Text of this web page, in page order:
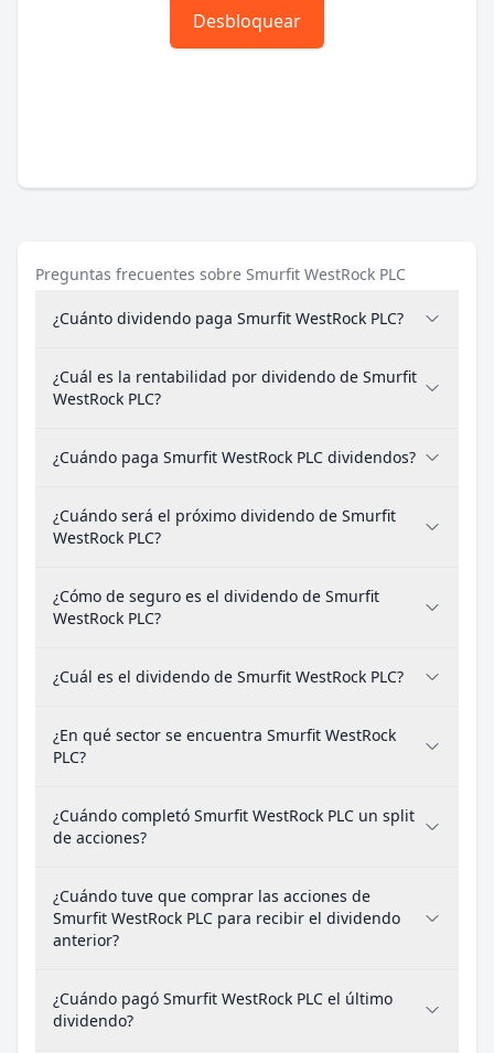
Desbloquear
Preguntas frecuentes sobre Smurfit WestRock PLC
¿Cuánto dividendo paga Smurfit WestRock PLC?
¿Cuál es la rentabilidad por dividendo de Smurfit
WestRock PLC?
¿Cuándo paga Smurfit WestRock PLC dividendos?
¿Cuándo será el próximo dividendo de Smurfit
WestRock PLC?
¿Cómo de seguro es el dividendo de Smurfit
WestRock PLC?
¿Cuál es el dividendo de Smurfit WestRock PLC?
¿En qué sector se encuentra Smurfit WestRock
PLC?
¿Cuándo completó Smurfit WestRock PLC un split
de acciones?
¿Cuándo tuve que comprar las acciones de
Smurfit WestRock PLC para recibir el dividendo
anterior?
¿Cuándo pagó Smurfit WestRock PLC el último
dividendo?